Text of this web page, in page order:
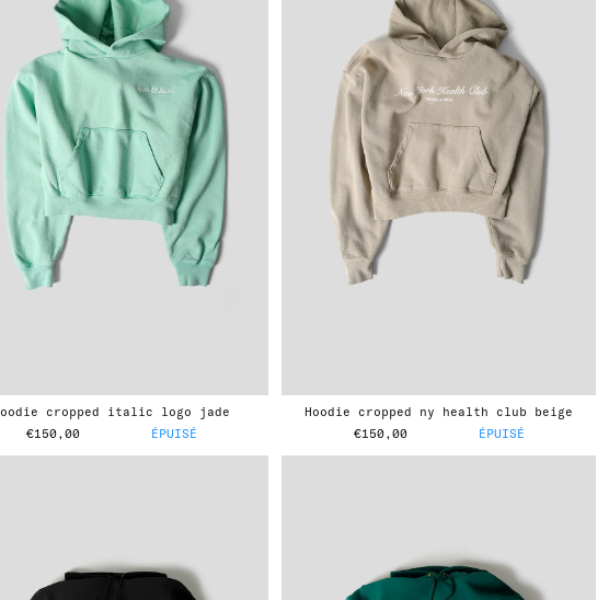
hoodie cropped italic logo jade
€150,00
ÉPUISÉ
hoodie cropped ny health club beige
€150,00
ÉPUISÉ